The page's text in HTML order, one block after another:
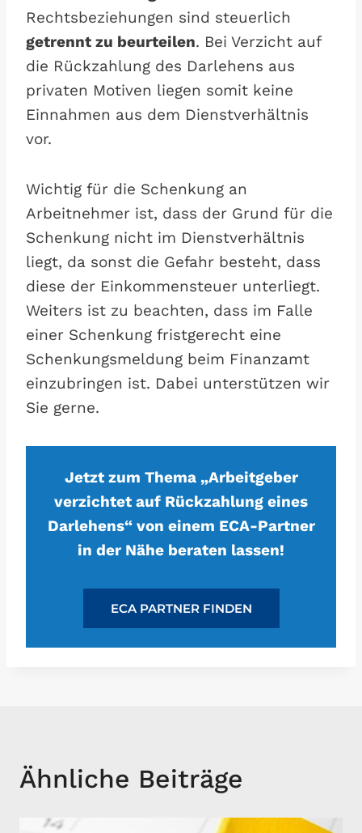
Rechtsbeziehungen sind steuerlich
getrennt zu beurteilen. Bei Verzicht auf
die Rückzahlung des Darlehens aus
privaten Motiven liegen somit keine
Einnahmen aus dem Dienstverhältnis
vor.
Wichtig für die Schenkung an
Arbeitnehmer ist, dass der Grund für die
Schenkung nicht im Dienstverhältnis
liegt, da sonst die Gefahr besteht, dass
diese der Einkommensteuer unterliegt.
Weiters ist zu beachten, dass im Falle
einer Schenkung fristgerecht eine
Schenkungsmeldung beim Finanzamt
einzubringen ist. Dabei unterstützen wir
Sie gerne.
Jetzt zum Thema „Arbeitgeber
verzichtet auf Rückzahlung eines
Darlehens“ von einem ECA-Partner
in der Nähe beraten lassen!
ECA PARTNER FINDEN
Ähnliche Beiträge